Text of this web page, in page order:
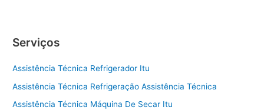
Serviços
Assistência Técnica Refrigerador Itu
Assistência Técnica Refrigeração Assistência Técnica
Assistência Técnica Máquina De Secar Itu